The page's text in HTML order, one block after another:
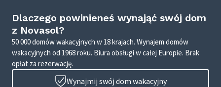
Dlaczego powinieneś wynająć swój dom
z Novasol?
50 000 domów wakacyjnych w 18 krajach. Wynajem domów
wakacyjnych od 1968 roku. Biura obsługi w całej Europie. Brak
opłat za rezerwację.
Wynajmij swój dom wakacyjny